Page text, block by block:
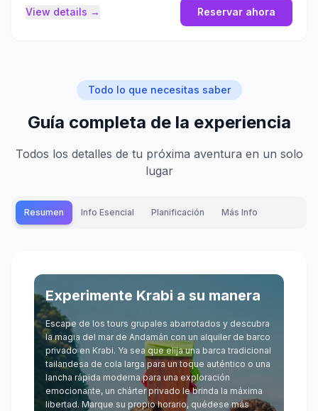
View details → Reservar ahora
Todo lo que necesitas saber
Guía completa de la experiencia
Todos los detalles de tu próxima aventura en un solo
lugar
Resumen Info Esencial Planificación Más Info
Experimente Krabi a su manera
Escape de los tours grupales abarrotados y descubra
la magia del mar de Andamán con un alquiler de barco
privado en Krabi. Ya sea que elija una barca tradicional
tailandesa de cola larga para un toque auténtico o una
lancha rápida moderna para una exploración
emocionante, un chárter privado le brinda la máxima
libertad. Marque su propio horario, quédese más